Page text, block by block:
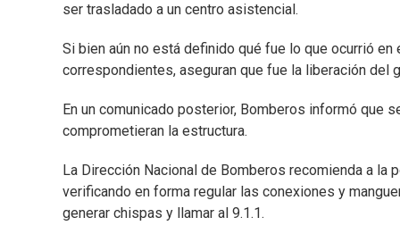
ser trasladado a un centro asistencial.
Si bien aún no está definido qué fue lo que ocurrió
correspondientes, aseguran que fue la liberación del
En un comunicado posterior, Bomberos informó que
comprometieran la estructura.
La Dirección Nacional de Bomberos recomienda a
verificando en forma regular las conexiones y
generar chispas y llamar al 9.1.1.